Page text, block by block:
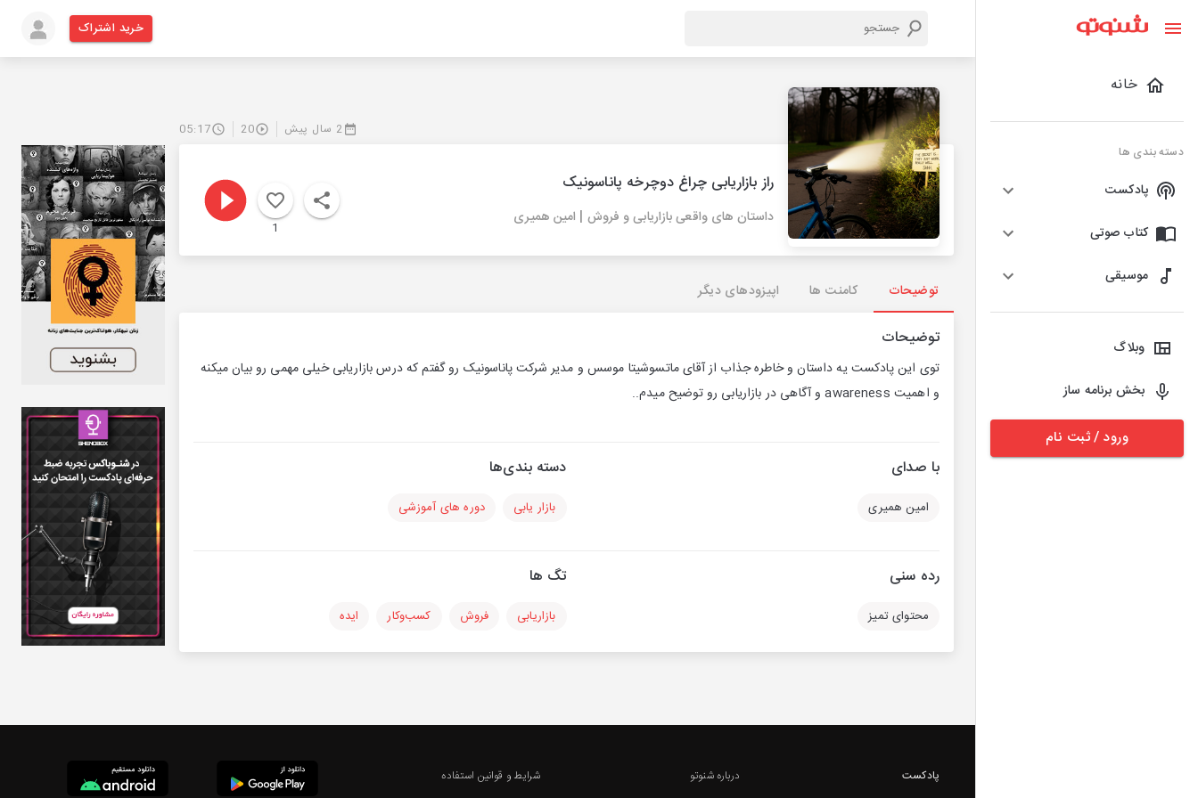
خانه
دسته بندی ها
پادکست
کتاب صوتی
موسیقی
وبلاگ
بخش برنامه ساز
ورود / ثبت نام
خرید اشتراک
2 سال پیش 20
05:17
راز بازاریابی چراغ دوچرخه پاناسونیک
داستان های واقعی بازاریابی و فروش | امین همیری
1
توضیحات کامنت ها اپیزودهای دیگر
توضیحات
توی این پادکست یه داستان و خاطره جذاب از آقای ماتسوشیتا موسس و مدیر شرکت پاناسونیک رو گفتم که درس بازاریابی خیلی مهمی رو بیان میکنه
و اهمیت awareness و آگاهی در بازاریابی رو توضیح میدم..
با صدای
امین همیری
دسته بندی‌ها
بازار یابی دوره های آموزشی
رده سنی
محتوای تمیز
تگ ها
بازاریابی فروش کسب‌وکار ایده
پادکست
درباره شنوتو
شرایط و قوانین استفاده